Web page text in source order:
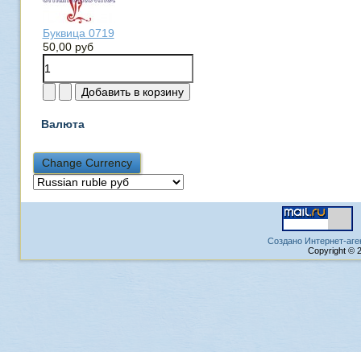
Буквица 0719
50,00 руб
Валюта
Создано Интернет-
Copyright ©